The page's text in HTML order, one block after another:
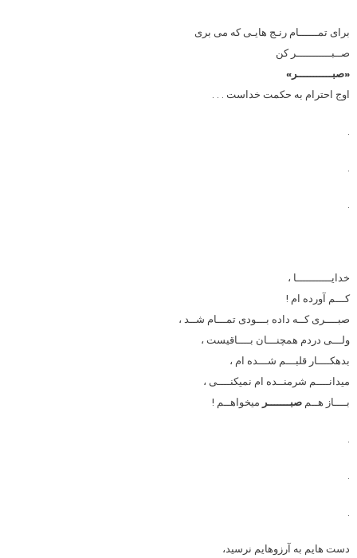
برای تمــــــام رنـج هایـی که می بری
صــبـــــــــــر کن
«صبـــــــــــر»
اوج احترام به حکمت خداست . . .
.
.
.
خدایـــــــــــا ،
کـــم آورده ام !
صبــــری کــه داده بـــودی تمـــام شــد ،
ولـــی دردم همچنـــان بــــاقیست ،
بدهکــــار قلبـــم شـــده ام ،
میدانــــم شرمنــده ام نمیکنــــی ،
بــــاز هــم صبـــــــر میخواهــم !
.
.
.
دست هایم به آرزوهایم نرسید،